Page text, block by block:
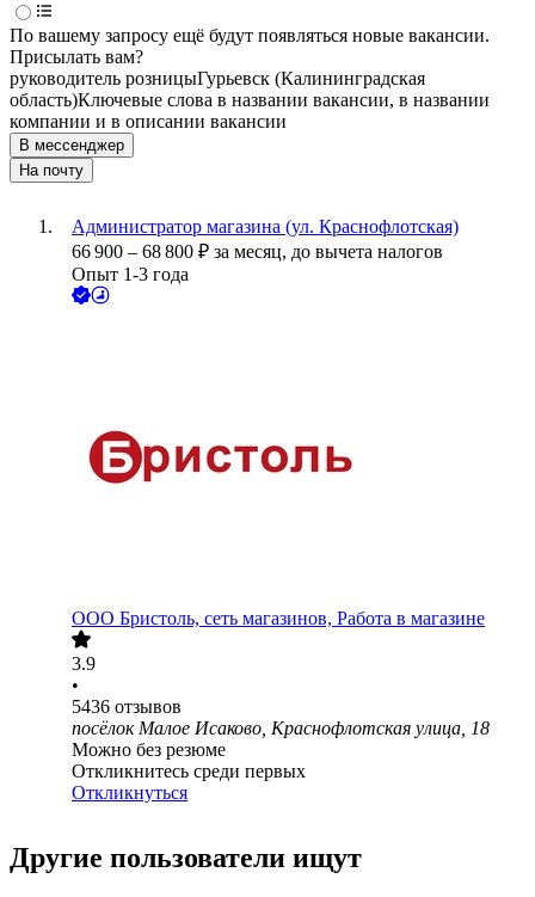
По вашему запросу ещё будут появляться новые вакансии.
Присылать вам?
руководитель розницыГурьевск (Калининградская
область)Ключевые слова в названии вакансии, в названии
компании и в описании вакансии
В мессенджер
На почту
Администратор магазина (ул. Краснофлотская)
66 900 – 68 800 ₽ за месяц, до вычета налогов
Опыт 1-3 года
ООО Бристоль, сеть магазинов, Работа в магазине
3.9
•
5436 отзывов
посёлок Малое Исаково, Краснофлотская улица, 18
Можно без резюме
Откликнитесь среди первых
Откликнуться
Другие пользователи ищут